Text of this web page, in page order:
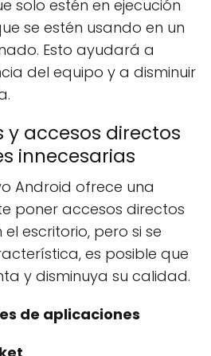
solo estén en ejecución
se estén usando en un
Esto ayudará a
del equipo y a disminuir
y accesos directos
innecesarias
Android ofrece una
poner accesos directos
escritorio, pero si se
es posible que
y disminuya su calidad.
de aplicaciones